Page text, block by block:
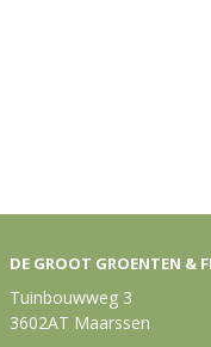
DE GROOT GROENTEN &
Tuinbouwweg 3
3602AT Maarssen